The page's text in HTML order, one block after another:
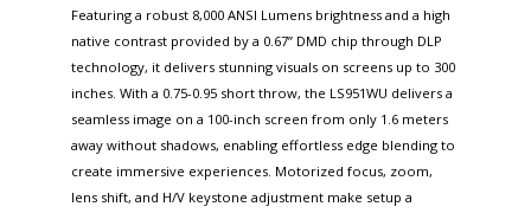
Featuring a robust 8,000 ANSI Lumens brightness and a high
native contrast provided by a 0.67” DMD chip through DLP
technology, it delivers stunning visuals on screens up to 300
inches. With a 0.75-0.95 short throw, the LS951WU delivers a
seamless image on a 100-inch screen from only 1.6 meters
away without shadows, enabling effortless edge blending to
create immersive experiences. Motorized focus, zoom,
lens shift, and H/V keystone adjustment make setup a